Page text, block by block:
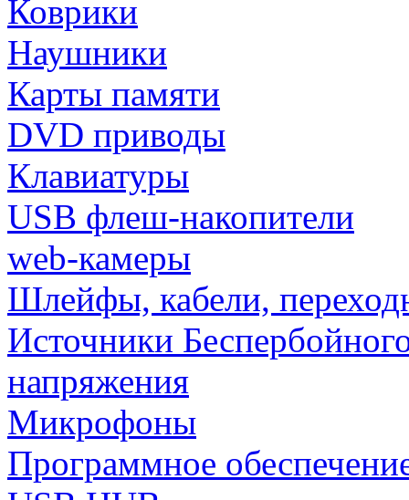
Коврики
Наушники
Карты памяти
DVD приводы
Клавиатуры
USB флеш-накопители
web-камеры
Шлейфы, кабели,
Источники
напряжения
Микрофоны
Программное